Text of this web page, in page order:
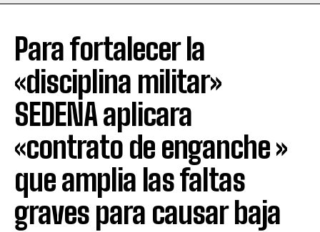
Para fortalecer la
«disciplina militar»
SEDENA aplicara
«contrato de enganche »
que amplia las faltas
graves para causar baja